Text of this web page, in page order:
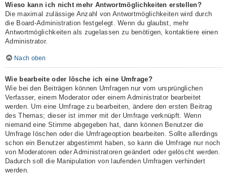
Wieso kann ich nicht mehr Antwortmöglichkeiten erstellen?
Die maximal zulässige Anzahl von Antwortmöglichkeiten wird durch
die Board-Administration festgelegt. Wenn du glaubst, mehr
Antwortmöglichkeiten als zugelassen zu benötigen, kontaktiere einen
Administrator.
Nach oben
Wie bearbeite oder lösche ich eine Umfrage?
Wie bei den Beiträgen können Umfragen nur vom ursprünglichen
Verfasser, einem Moderator oder einem Administrator bearbeitet
werden. Um eine Umfrage zu bearbeiten, ändere den ersten Beitrag
des Themas; dieser ist immer mit der Umfrage verknüpft. Wenn
niemand eine Stimme abgegeben hat, dann können Benutzer die
Umfrage löschen oder die Umfrageoption bearbeiten. Sollte allerdings
schon ein Benutzer abgestimmt haben, so kann die Umfrage nur noch
von Moderatoren oder Administratoren geändert oder gelöscht werden.
Dadurch soll die Manipulation von laufenden Umfragen verhindert
werden.